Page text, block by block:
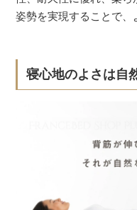
姿勢を実現することで、
寝心地のよさは自